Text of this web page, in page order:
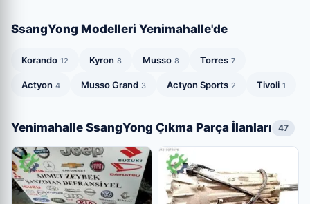
SsangYong Modelleri Yenimahalle'de
Korando 12 Kyron 8 Musso 8 Torres 7
Actyon 4 Musso Grand 3 Actyon Sports 2 Tivoli 1
Yenimahalle SsangYong Çıkma Parça İlanları 47